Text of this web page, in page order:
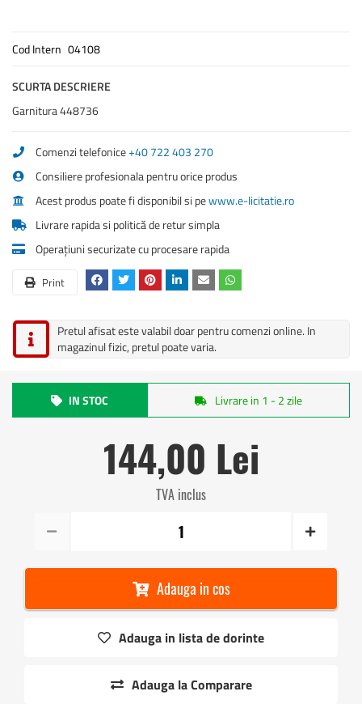
Cod Intern 04108
SCURTA DESCRIERE
Garnitura 448736
Comenzi telefonice+40 722 403 270
Consiliere profesionala pentru orice produs
Acest produs poate fi disponibil si pewww.e-licitatie.ro
Livrare rapida si politică de retur simpla
Operațiuni securizate cu procesare rapida
Print
Pretul afisat este valabil doar pentru comenzi online. In
magazinul fizic, pretul poate varia.
IN STOC Livrare in 1 - 2 zile
144,00 Lei
TVA inclus
Adauga in cos
Adauga in lista de dorinte
Adauga la Comparare